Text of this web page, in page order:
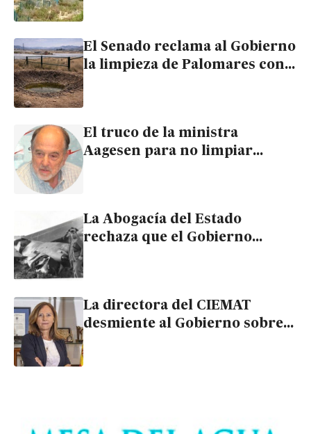
El Senado reclama al Gobierno
la limpieza de Palomares con
El truco de la ministra
Aagesen para no limpiar
La Abogacía del Estado
rechaza que el Gobierno
La directora del CIEMAT
desmiente al Gobierno sobre